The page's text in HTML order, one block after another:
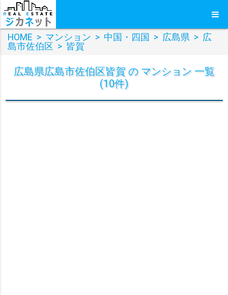
HOME > マンション > 中国・四国 > 広島県 > 広
島市佐伯区 > 皆賀
広島県広島市佐伯区皆賀 の マンション 一覧
(10件)